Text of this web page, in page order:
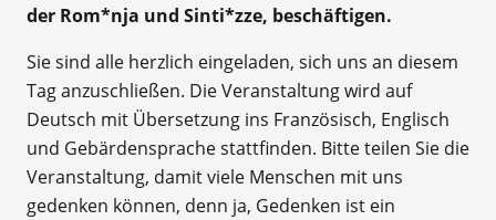
der Rom*nja und Sinti*zze, beschäftigen.
Sie sind alle herzlich eingeladen, sich uns an diesem
Tag anzuschließen. Die Veranstaltung wird auf
Deutsch mit Übersetzung ins Französisch, Englisch
und Gebärdensprache stattfinden. Bitte teilen Sie die
Veranstaltung, damit viele Menschen mit uns
gedenken können, denn ja, Gedenken ist ein